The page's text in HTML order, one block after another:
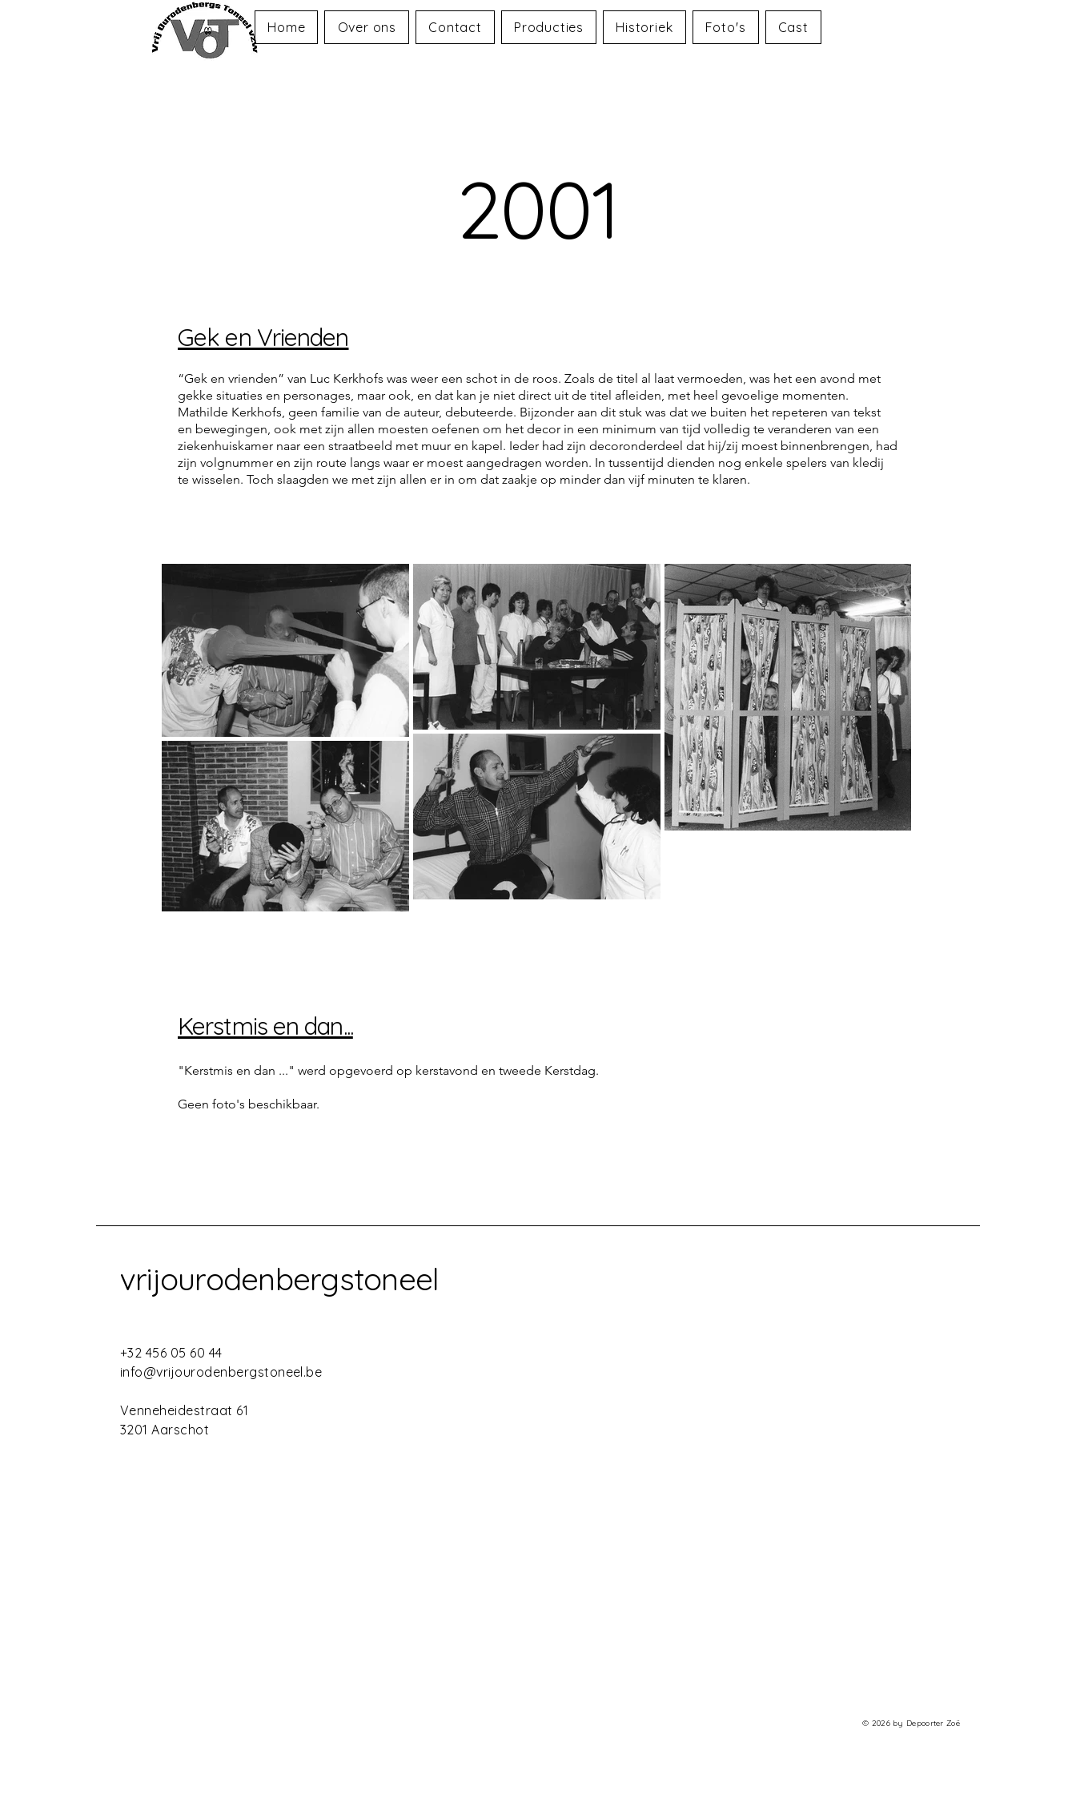
Home Over ons Contact Producties Historiek Foto's Cast
2001
Gek en Vrienden
“Gek en vrienden” van Luc Kerkhofs was weer een schot in de roos. Zoals de titel al laat vermoeden, was het een avond met
gekke situaties en personages, maar ook, en dat kan je niet direct uit de titel afleiden, met heel gevoelige momenten.
Mathilde Kerkhofs, geen familie van de auteur, debuteerde. Bijzonder aan dit stuk was dat we buiten het repeteren van tekst
en bewegingen, ook met zijn allen moesten oefenen om het decor in een minimum van tijd volledig te veranderen van een
ziekenhuiskamer naar een straatbeeld met muur en kapel. Ieder had zijn decoronderdeel dat hij/zij moest binnenbrengen, had
zijn volgnummer en zijn route langs waar er moest aangedragen worden. In tussentijd dienden nog enkele spelers van kledij
te wisselen. Toch slaagden we met zijn allen er in om dat zaakje op minder dan vijf minuten te klaren.
Kerstmis en dan...
"Kerstmis en dan ..." werd opgevoerd op kerstavond en tweede Kerstdag.
Geen foto's beschikbaar.
vrijourodenbergstoneel
+32 456 05 60 44
info@vrijourodenbergstoneel.be
Venneheidestraat 61
3201 Aarschot
© 2026 by Depoorter Zoë